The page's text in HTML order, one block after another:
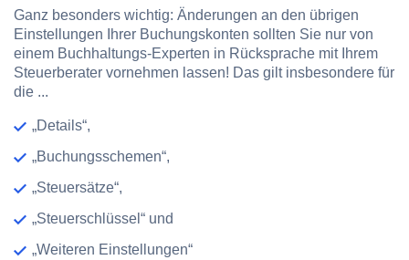
Ganz besonders wichtig: Änderungen an den übrigen
Einstellungen Ihrer Buchungskonten sollten Sie nur von
einem Buchhaltungs-Experten in Rücksprache mit Ihrem
Steuerberater vornehmen lassen! Das gilt insbesondere für
die ...
„Details“,
„Buchungsschemen“,
„Steuersätze“,
„Steuerschlüssel“ und
„Weiteren Einstellungen“